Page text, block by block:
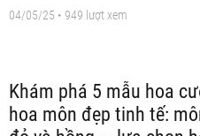
04/05/25 • 949 lượt xem
Khám phá 5 mẫu hoa
hoa môn đẹp tinh tế: